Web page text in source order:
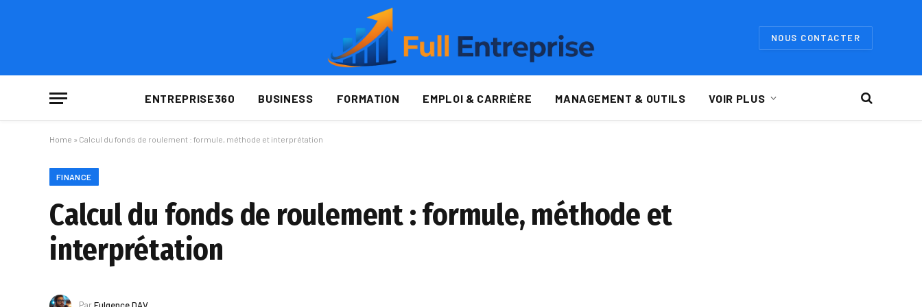
NOUS CONTACTER
ENTREPRISE360 BUSINESS FORMATION EMPLOI & CARRIÈRE MANAGEMENT & OUTILS VOIR PLUS
Home » Calcul du fonds de roulement : formule, méthode et interprétation
FINANCE
Calcul du fonds de roulement : formule, méthode et
interprétation
ParFulgence DAV